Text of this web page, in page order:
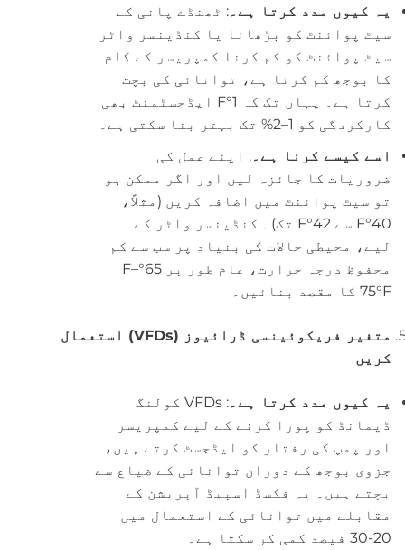
یہ کیوں مدد کرتا ہے۔: ٹھنڈے پانی کے
سیٹ پوائنٹ کو بڑھانا یا کنڈینسر واٹر
سیٹ پوائنٹ کو کم کرنا کمپریسر کے کام
کا بوجھ کم کرتا ہے، توانائی کی بچت
کرتا ہے۔ یہاں تک کہ 1°F ایڈجسٹمنٹ بھی
کارکردگی کو 1–2% تک بہتر بنا سکتی ہے۔
اسے کیسے کرنا ہے۔ : اپنے عمل کی
ضروریات کا جائزہ لیں اور اگر ممکن ہو
تو سیٹ پوائنٹ میں اضافہ کریں (مثلاً،
40°F سے 42°F تک)۔ کنڈینسر واٹر کے
لیے، محیطی حالات کی بنیاد پر سب سے کم
محفوظ درجہ حرارت، عام طور پر 65°F–
75°F کا مقصد بنائیں۔
متغیر فریکوئینسی ڈرائیوز (VFDs) استعمال
کریں
یہ کیوں مدد کرتا ہے۔
: VFDs کولنگ
ڈیمانڈ کو پورا کرنے کے لیے کمپریسر
اور پمپ کی رفتار کو ایڈجسٹ کرتے ہیں،
جزوی بوجھ کے دوران توانائی کے ضیاع سے
بچتے ہیں۔ یہ فکسڈ اسپیڈ آپریشن کے
مقابلے میں توانائی کے استعمال میں
20-30 فیصد کمی کر سکتا ہے۔